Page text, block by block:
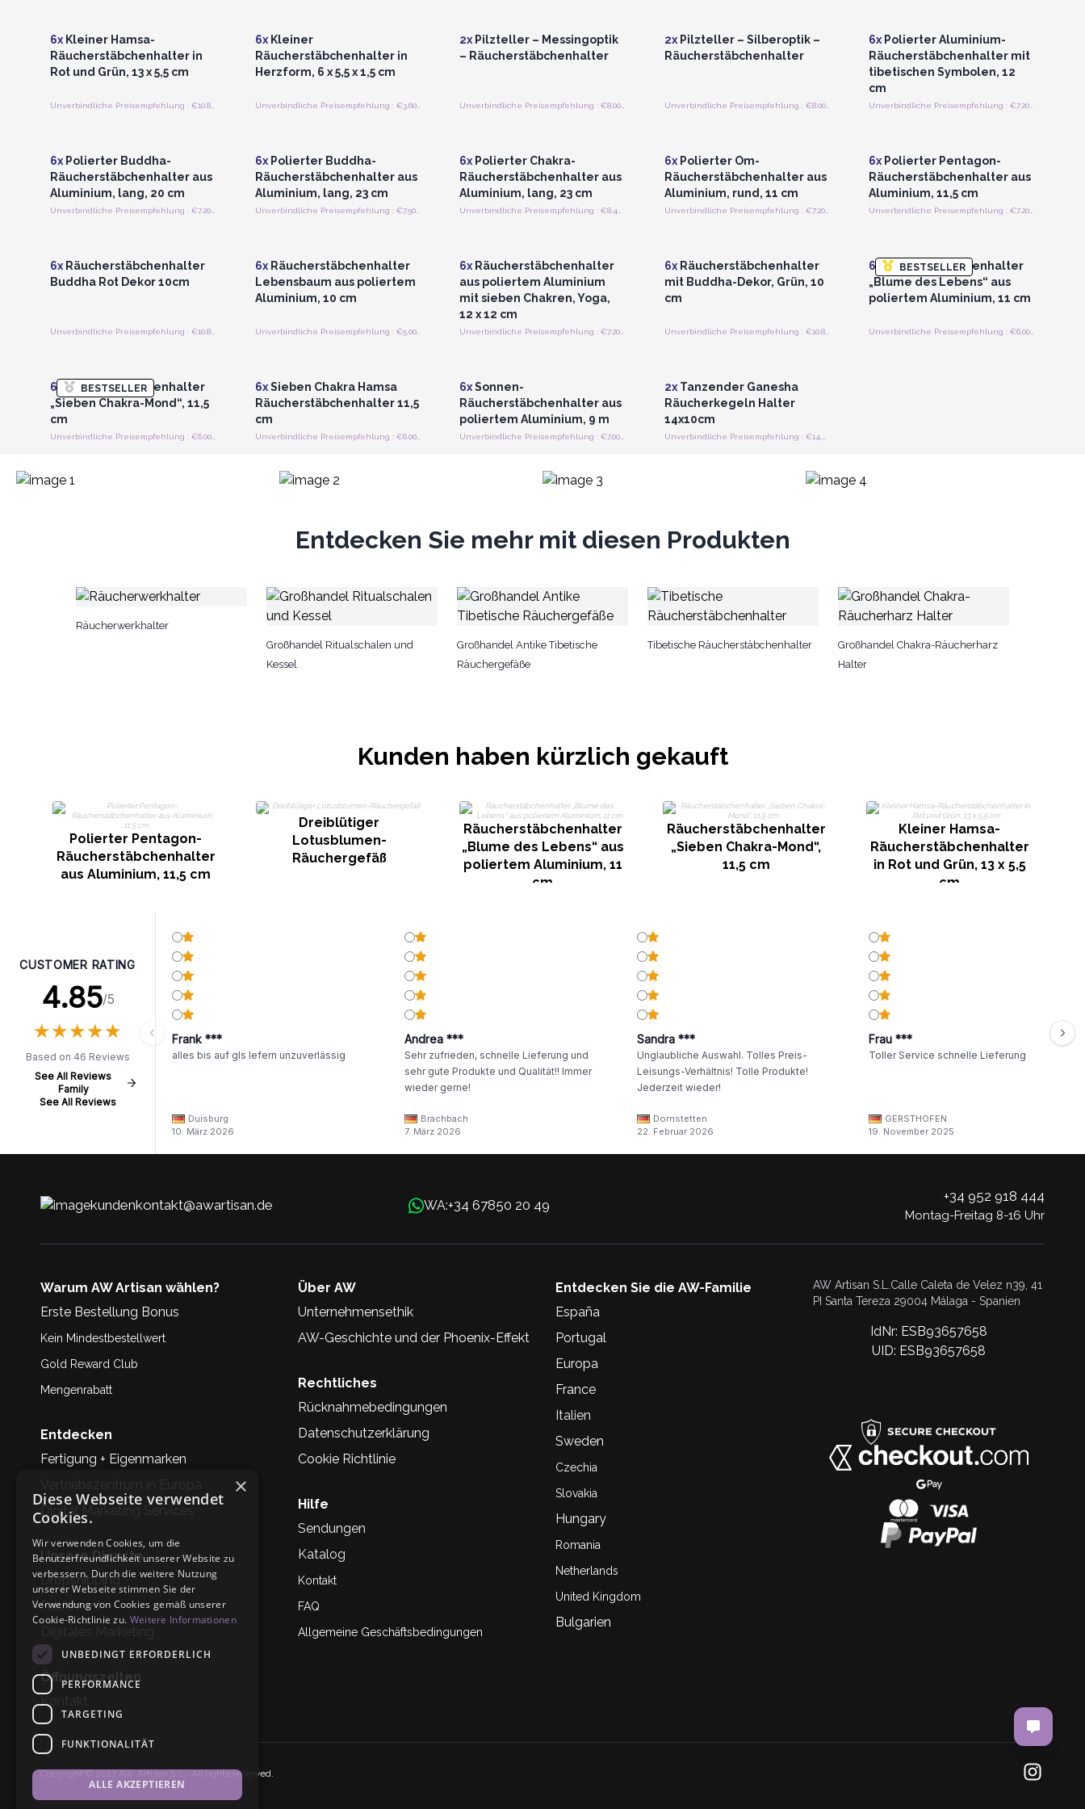
6x Kleiner Hamsa-
Räucherstäbchenhalter in
Rot und Grün, 13 x 5,5 cm
6xKleiner
Räucherstäbchenhalter in
Herzform, 6 x 5,5 x 1,5 cm
Unverbindliche Preisempfehlung : €3.60/Stück
2x Pilzteller – Messingoptik
– Räucherstäbchenhalter
2xPilzteller – Silberoptik –
Räucherstäbchenhalter
Unverbindliche Preisempfehlung : €8.00/Stück
6x Polierter Aluminium-
Räucherstäbchenhalter mit
tibetischen Symbolen, 12
cm
6x Polierter Buddha-
Räucherstäbchenhalter aus
Aluminium, lang, 20 cm
6xPolierter Buddha-
Räucherstäbchenhalter aus
Aluminium, lang, 23 cm
Unverbindliche Preisempfehlung : €7.50/Stück
6x Polierter Chakra-
Räucherstäbchenhalter aus
Aluminium, lang, 23 cm
6xPolierter Om-
Räucherstäbchenhalter aus
Aluminium, rund, 11 cm
Unverbindliche Preisempfehlung : €7.20/Stück
6x Polierter Pentagon-
Räucherstäbchenhalter aus
Aluminium, 11,5 cm
6x Räucherstäbchenhalter
Buddha Rot Dekor 10cm
6xRäucherstäbchenhalter
Lebensbaum aus poliertem
Aluminium, 10 cm
Unverbindliche Preisempfehlung : €5.00/Stück
6x Räucherstäbchenhalter
aus poliertem Aluminium
mit sieben Chakren, Yoga,
12 x 12 cm
6xRäucherstäbchenhalter
mit Buddha-Dekor, Grün, 10
cm
Unverbindliche Preisempfehlung : €10.80/Stück
BESTSELLER
6x Räucherstäbchenhalter
„Blume des Lebens“ aus
poliertem Aluminium, 11 cm
BESTSELLER
6x
Räucherstäbchenhalter
„Sieben Chakra-Mond“, 11,5
cm
6xSieben Chakra Hamsa
Räucherstäbchenhalter 11,5
cm
Unverbindliche Preisempfehlung : €6.00/Stück
6xSonnen-
Räucherstäbchenhalter aus
poliertem Aluminium, 9 m
2xTanzender Ganesha
Räucherkegeln Halter
14x10cm
Entdecken Sie mehr mit diesen Produkten
Räucherwerkhalter
Großhandel Ritualschalen und
Kessel
Großhandel Antike Tibetische
Räuchergefäße
Tibetische Räucherstäbchenhalter
Großhandel Chakra-Räucherharz
Halter
Kunden haben kürzlich gekauft
Polierter Pentagon-
Räucherstäbchenhalter
aus Aluminium, 11,5 cm
Dreiblütiger
Lotusblumen-
Räuchergefäß
Räucherstäbchenhalter
„Blume des Lebens“ aus
poliertem Aluminium, 11
cm
Räucherstäbchenhalter
„Sieben Chakra-Mond“,
11,5 cm
Kleiner Hamsa-
Räucherstäbchenhalter
in Rot und Grün, 13 x 5,5
cm
CUSTOMER RATING
4.85/5
★★★★★
★★★★★
Based on 46 Reviews
See All Reviews
Family
See All Reviews
Frank ***
alles bis auf gls lefern unzuverlässig
Duisburg
10. März 2026
Andrea ***
Sehr zufrieden, schnelle Lieferung und
sehr gute Produkte und Qualität!! Immer
wieder gerne!
Brachbach
7. März 2026
Sandra ***
Unglaubliche Auswahl. Tolles Preis-
Leisungs-Verhältnis! Tolle Produkte!
Jederzeit wieder!
Dornstetten
22. Februar 2026
Frau ***
Toller Service schnelle Lieferung
GERSTHOFEN
19. November 2025
kundenkontakt@awartisan.de WA:+34 67850 20 49
+34 952 918 444
Montag-Freitag 8-16 Uhr
Warum AW Artisan wählen?
Erste Bestellung Bonus
Kein Mindestbestellwert
Gold Reward Club
Mengenrabatt
Entdecken
Fertigung + Eigenmarken
Vertriebszentrum in Europa
Digital Marketing Services
Unsere Dienste
Dropshipping
Fullfilment
Digitales Marketing
Öffnungszeiten
Kontakt
Über AW
Unternehmensethik
AW-Geschichte und der Phoenix-Effekt
Rechtliches
Rücknahmebedingungen
Datenschutzerklärung
Cookie Richtlinie
Hilfe
Sendungen
Katalog
Kontakt
FAQ
Allgemeine Geschäftsbedingungen
Entdecken Sie die AW-Familie
España
Portugal
Europa
France
Italien
Sweden
Czechia
Slovakia
Hungary
Romania
Netherlands
United Kingdom
Bulgarien
AW Artisan S.L.Calle Caleta de Velez n39, 41
PI Santa Tereza 29004 Málaga - Spanien
IdNr: ESB93657658
UID: ESB93657658
Copyright © 2017 AW Artisan S.L,. All rights reserved.
×
Diese Webseite verwendet
Cookies.
Wir verwenden Cookies, um die
Benutzerfreundlichkeit unserer Website zu
verbessern. Durch die weitere Nutzung
unserer Webseite stimmen Sie der
Verwendung von Cookies gemäß unserer
Cookie-Richtlinie zu. Weitere Informationen
UNBEDINGT ERFORDERLICH
PERFORMANCE
TARGETING
FUNKTIONALITÄT
ALLE AKZEPTIEREN